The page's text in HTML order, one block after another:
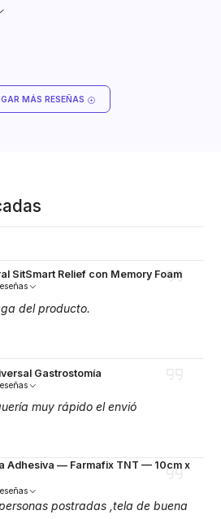
MÁS RESEÑAS
SitSmart Relief con Memory Foam
reseñas
del producto.
Gastrostomía
reseñas
muy rápido el envió
Adhesiva — Farmafix TNT — 10cm x
reseñas
postradas ,tela de buena